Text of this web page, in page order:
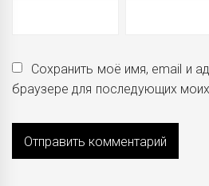
Сохранить моё имя, email и
браузере для последующих